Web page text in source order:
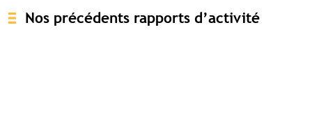
Nos précédents rapports d’activité